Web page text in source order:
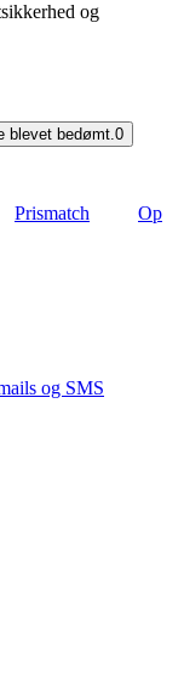
og
blevet bedømt.0
Prismatch
Op
og SMS